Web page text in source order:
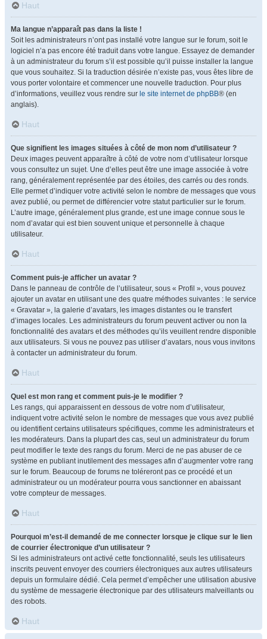
Haut
Ma langue n’apparaît pas dans la liste !
Soit les administrateurs n’ont pas installé votre langue sur le forum, soit le
logiciel n’a pas encore été traduit dans votre langue. Essayez de demander
à un administrateur du forum s’il est possible qu’il puisse installer la langue
que vous souhaitez. Si la traduction désirée n’existe pas, vous êtes libre de
vous porter volontaire et commencer une nouvelle traduction. Pour plus
d’informations, veuillez vous rendre sur le site internet de phpBB® (en
anglais).
Haut
Que signifient les images situées à côté de mon nom d’utilisateur ?
Deux images peuvent apparaître à côté de votre nom d’utilisateur lorsque
vous consultez un sujet. Une d’elles peut être une image associée à votre
rang, généralement représentée par des étoiles, des carrés ou des ronds.
Elle permet d’indiquer votre activité selon le nombre de messages que vous
avez publié, ou permet de différencier votre statut particulier sur le forum.
L’autre image, généralement plus grande, est une image connue sous le
nom d’avatar qui est bien souvent unique et personnelle à chaque
utilisateur.
Haut
Comment puis-je afficher un avatar ?
Dans le panneau de contrôle de l’utilisateur, sous « Profil », vous pouvez
ajouter un avatar en utilisant une des quatre méthodes suivantes : le service
« Gravatar », la galerie d’avatars, les images distantes ou le transfert
d’images locales. Les administrateurs du forum peuvent activer ou non la
fonctionnalité des avatars et des méthodes qu’ils veuillent rendre disponible
aux utilisateurs. Si vous ne pouvez pas utiliser d’avatars, nous vous invitons
à contacter un administrateur du forum.
Haut
Quel est mon rang et comment puis-je le modifier ?
Les rangs, qui apparaissent en dessous de votre nom d’utilisateur,
indiquent votre activité selon le nombre de messages que vous avez publié
ou identifient certains utilisateurs spécifiques, comme les administrateurs et
les modérateurs. Dans la plupart des cas, seul un administrateur du forum
peut modifier le texte des rangs du forum. Merci de ne pas abuser de ce
système en publiant inutilement des messages afin d’augmenter votre rang
sur le forum. Beaucoup de forums ne toléreront pas ce procédé et un
administrateur ou un modérateur pourra vous sanctionner en abaissant
votre compteur de messages.
Haut
Pourquoi m’est-il demandé de me connecter lorsque je clique sur le lien
de courrier électronique d’un utilisateur ?
Si les administrateurs ont activé cette fonctionnalité, seuls les utilisateurs
inscrits peuvent envoyer des courriers électroniques aux autres utilisateurs
depuis un formulaire dédié. Cela permet d’empêcher une utilisation abusive
du système de messagerie électronique par des utilisateurs malveillants ou
des robots.
Haut